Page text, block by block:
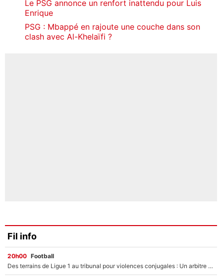
Le PSG annonce un renfort inattendu pour Luis
Enrique
PSG : Mbappé en rajoute une couche dans son
clash avec Al-Khelaïfi ?
Fil info
20h00 Football
Des terrains de Ligue 1 au tribunal pour violences conjugales : Un arbitre français encourt une peine de 18 mois de prison !